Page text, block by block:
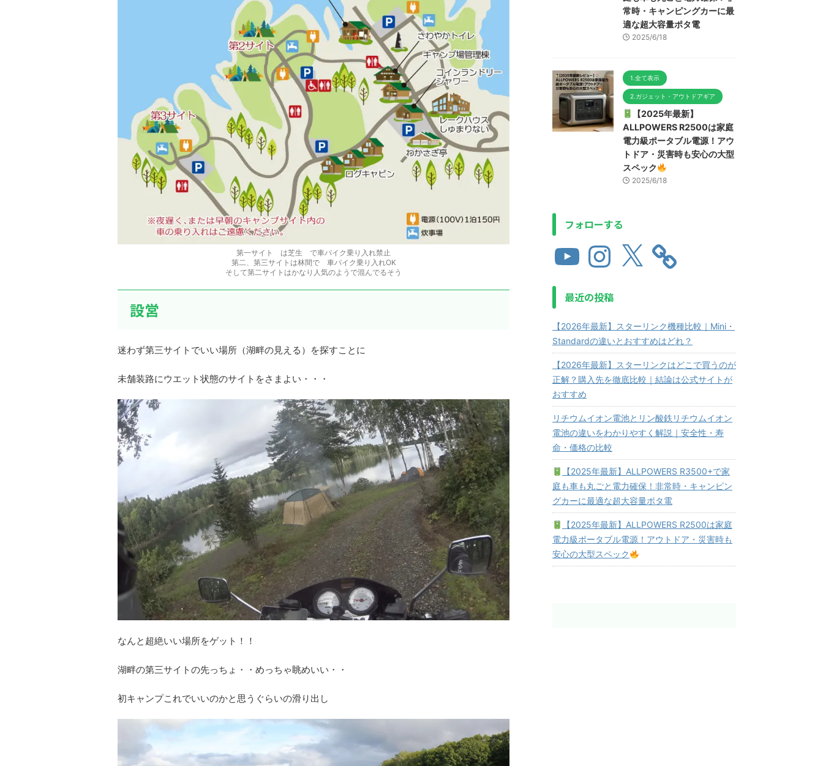
第一サイト は芝生 で車バイク乗り入れ禁止
第二、第三サイトは林間で 車バイク乗り入れOK
そして第二サイトはかなり人気のようで混んでるそう
設営
迷わず第三サイトでいい場所（湖畔の見える）を探すことに
未舗装路にウエット状態のサイトをさまよい・・・
なんと超絶いい場所をゲット！！
湖畔の第三サイトの先っちょ・・めっちゃ眺めいい・・
初キャンプこれでいいのかと思うぐらいの滑り出し
常時・キャンピングカーに最
適な超大容量ポタ電
2025/6/18
1.全て表示
2.ガジェット・アウトドアギア
【2025年最新】
ALLPOWERS R2500は家庭
電力級ポータブル電源！アウ
トドア・災害時も安心の大型
スペック
2025/6/18
フォローする
最近の投稿
【2026年最新】スターリンク機種比較｜Mini・
Standardの違いとおすすめはどれ？
【2026年最新】スターリンクはどこで買うのが
正解？購入先を徹底比較｜結論は公式サイトが
おすすめ
リチウムイオン電池とリン酸鉄リチウムイオン
電池の違いをわかりやすく解説｜安全性・寿
命・価格の比較
【2025年最新】ALLPOWERS R3500+で家
庭も車も丸ごと電力確保！非常時・キャンピン
グカーに最適な超大容量ポタ電
【2025年最新】ALLPOWERS R2500は家庭
電力級ポータブル電源！アウトドア・災害時も
安心の大型スペック